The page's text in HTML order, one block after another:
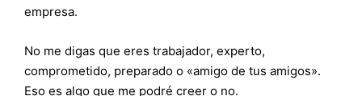
empresa.
No me digas que eres trabajador, experto,
comprometido, preparado o «amigo de tus amigos».
Eso es algo que me podré creer o no.